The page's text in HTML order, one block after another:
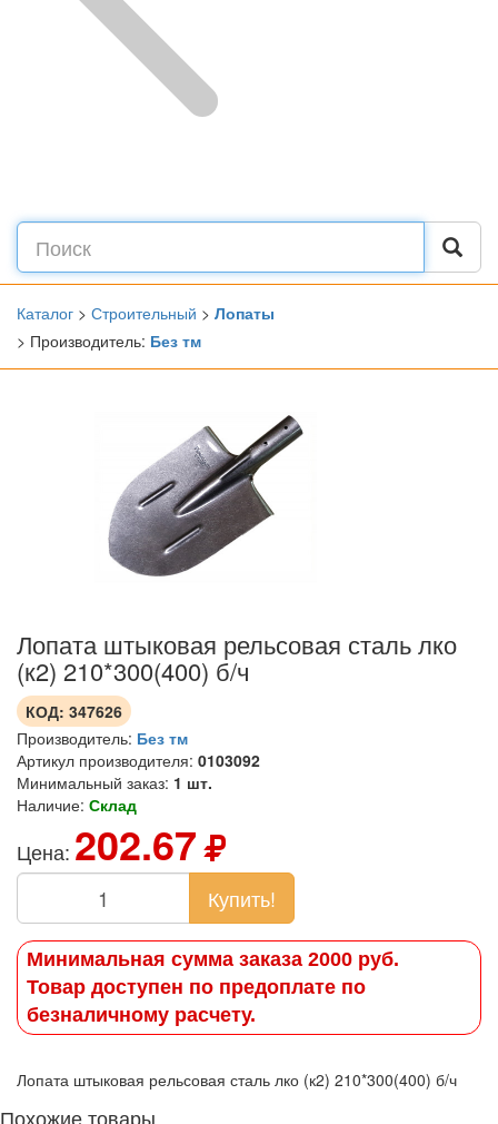
Каталог > Строительный > Лопаты
> Производитель: Без тм
Лопата штыковая рельсовая сталь лко
(к2) 210*300(400) б/ч
КОД: 347626
Производитель: Без тм
Артикул производителя: 0103092
Минимальный заказ: 1 шт.
Наличие: Склад
Цена: 202.67
Купить!
Минимальная сумма заказа 2000 руб.
Товар доступен по предоплате по
безналичному расчету.
Лопата штыковая рельсовая сталь лко (к2) 210*300(400) б/ч
Похожие товары